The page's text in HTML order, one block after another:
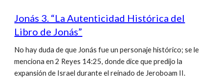
Jonás 3. “La Autenticidad Histórica del
Libro de Jonás”
No hay duda de que Jonás fue un personaje histórico; se le
menciona en 2 Reyes 14:25, donde dice que predijo la
expansión de Israel durante el reinado de Jeroboam II.